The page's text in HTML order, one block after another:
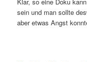
Klar, so eine Doku
sein und man sollte
aber etwas Angst